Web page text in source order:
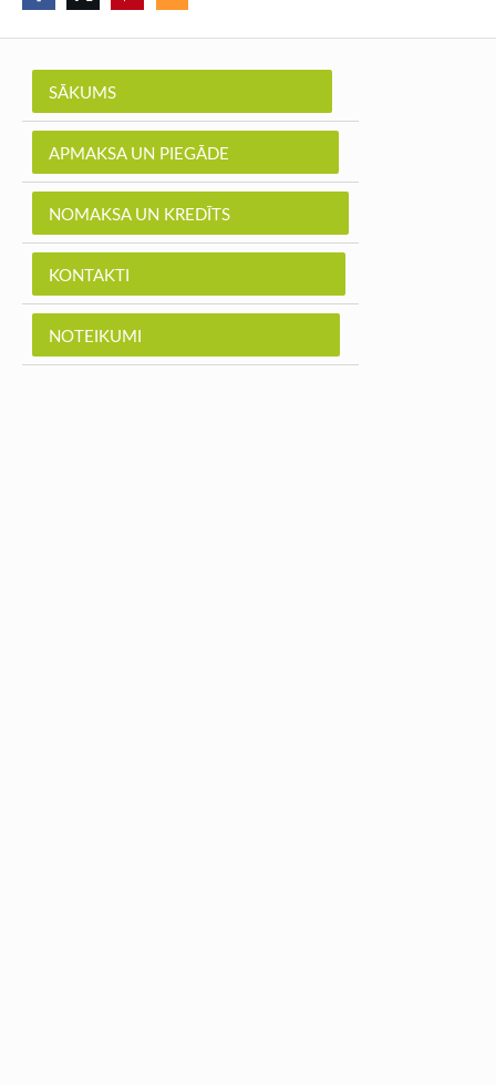
SĀKUMS
APMAKSA UN PIEGĀDE
NOMAKSA UN KREDĪTS
KONTAKTI
NOTEIKUMI